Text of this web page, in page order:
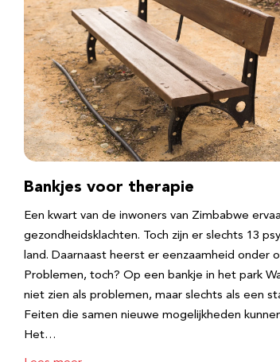
Bankjes voor therapie
Een kwart van de inwoners van Zimbabwe
gezondheidsklachten. Toch zijn er slechts 13
land. Daarnaast heerst er eenzaamheid onder
Problemen, toch? Op een bankje in het park
niet zien als problemen, maar slechts als een
Feiten die samen nieuwe mogelijkheden
Het…